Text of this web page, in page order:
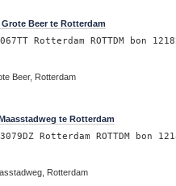
Beer te Rotterdam
Rotterdam ROTTDM bon
Beer, Rotterdam
te Rotterdam
Rotterdam ROTTDM bon
Rotterdam